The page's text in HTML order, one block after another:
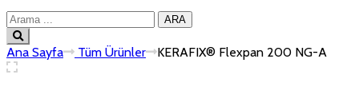
Ana Sayfa ‏‏‏‏‏‏‏‏ Tüm Ürünler KERAFIX® Flexpan 200 NG-A